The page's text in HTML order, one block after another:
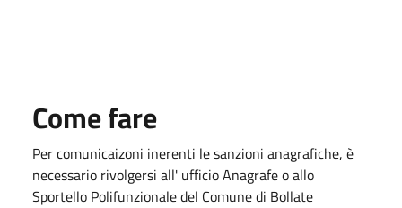
Come fare
Per comunicaizoni inerenti le sanzioni anagrafiche, è
necessario rivolgersi all' ufficio Anagrafe o allo
Sportello Polifunzionale del Comune di Bollate